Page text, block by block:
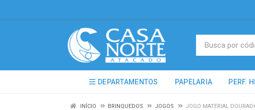
DEPARTAMENTOS PAPELARIA PERF.
INÍCIO BRINQUEDOS JOGOS JOGO MATERIAL